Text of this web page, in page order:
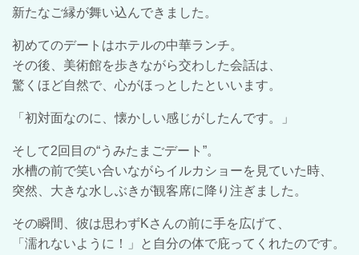
新たなご縁が舞い込んできました。
初めてのデートはホテルの中華ランチ。
その後、美術館を歩きながら交わした会話は、
驚くほど自然で、心がほっとしたといいます。
「初対面なのに、懐かしい感じがしたんです。」
そして2回目の“うみたまごデート”。
水槽の前で笑い合いながらイルカショーを見ていた時、
突然、大きな水しぶきが観客席に降り注ぎました。
その瞬間、彼は思わずKさんの前に手を広げて、
「濡れないように！」と自分の体で庇ってくれたのです。